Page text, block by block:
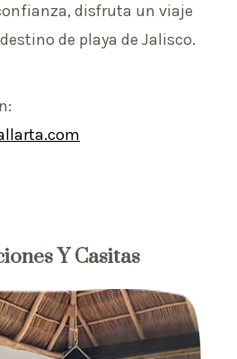
disfruta un viaje
de playa de Jalisco.
Y Casitas